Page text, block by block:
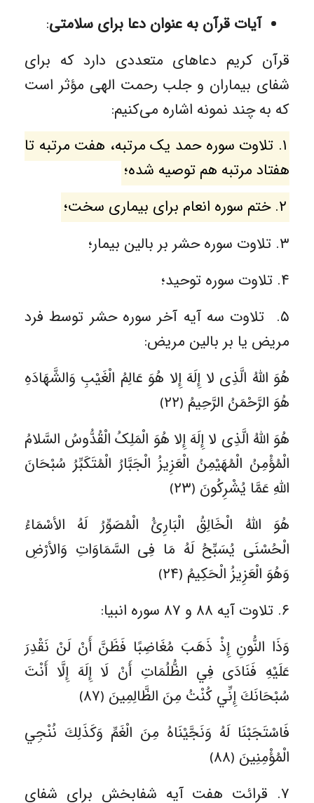
آیات قرآن به عنوان دعا برای سلامتی:
قرآن کریم دعاهای متعددی دارد که برای
شفای بیماران و جلب رحمت الهی مؤثر است
که به چند نمونه اشاره می‌کنیم:
۱. تلاوت سوره حمد یک مرتبه، هفت مرتبه تا
هفتاد مرتبه هم توصیه شده؛
۲. ختم سوره انعام برای بیماری سخت؛
۳. تلاوت سوره حشر بر بالین بیمار؛
۴. تلاوت سوره توحید؛
۵. تلاوت سه آیه آخر سوره حشر توسط فرد
مریض یا بر بالین مریض:
هُوَ اللَّهُ الَّذِی لا إِلَهَ إِلا هُوَ عَالِمُ الْغَیْبِ وَالشَّهَادَهِ
هُوَ الرَّحْمَنُ الرَّحِیمُ ﴿٢٢﴾
هُوَ اللَّهُ الَّذِی لا إِلَهَ إِلا هُوَ الْمَلِکُ الْقُدُّوسُ السَّلامُ
الْمُؤْمِنُ الْمُهَیْمِنُ الْعَزِیزُ الْجَبَّارُ الْمُتَکَبِّرُ سُبْحَانَ
اللَّهِ عَمَّا یُشْرِکُونَ ﴿٢٣﴾
هُوَ اللَّهُ الْخَالِقُ الْبَارِئُ الْمُصَوِّرُ لَهُ الأسْمَاءُ
الْحُسْنَى یُسَبِّحُ لَهُ مَا فِی السَّمَاوَاتِ وَالأرْضِ
وَهُوَ الْعَزِیزُ الْحَکِیمُ ﴿٢۴﴾
۶. تلاوت آیه ۸۸ و ۸۷ سوره انبیا:
وَذَا النُّونِ إِذْ ذَهَبَ مُغَاضِبًا فَظَنَّ أَنْ لَنْ نَقْدِرَ
عَلَيْهِ فَنَادَى فِي الظُّلُمَاتِ أَنْ لَا إِلَهَ إِلَّا أَنْتَ
سُبْحَانَكَ إِنِّي كُنْتُ مِنَ الظَّالِمِينَ ﴿۸۷﴾
فَاسْتَجَبْنَا لَهُ وَنَجَّيْنَاهُ مِنَ الْغَمِّ وَكَذَلِكَ نُنْجِي
الْمُؤْمِنِينَ ﴿۸۸﴾
۷. قرائت هفت آیه شفابخش برای شفای